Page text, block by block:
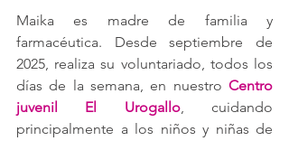
Maika es madre de familia y
farmacéutica. Desde septiembre de
2025, realiza su voluntariado, todos los
días de la semana, en nuestro Centro
juvenil El Urogallo, cuidando
principalmente a los niños y niñas de